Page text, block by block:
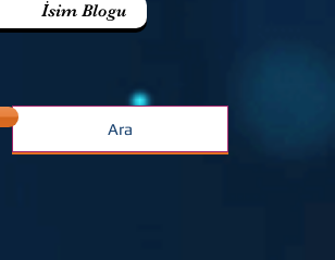
İsim Blogu